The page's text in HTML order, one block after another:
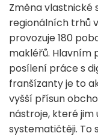
Změna vlastnické
regionálních trhů
provozuje 180
makléřů. Hlavním
posílení práce s
franšízanty je to
vyšší přísun
nástroje, které
systematičtěji. To